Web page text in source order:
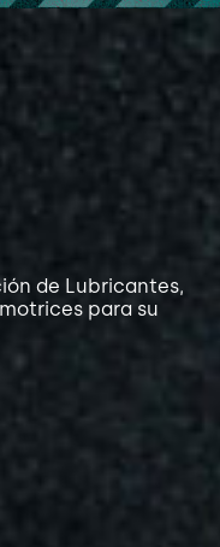
de Lubricantes,
para su